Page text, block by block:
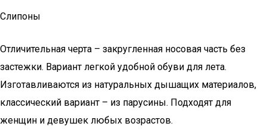
Слипоны
Отличительная черта – закругленная носовая часть без
застежки. Вариант легкой удобной обуви для лета.
Изготавливаются из натуральных дышащих материалов,
классический вариант – из парусины. Подходят для
женщин и девушек любых возрастов.